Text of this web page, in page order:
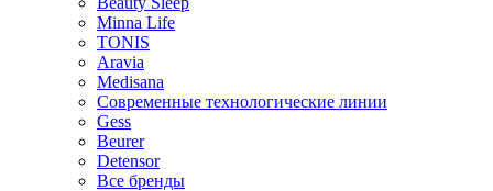
Minna Life
TONIS
Aravia
Medisana
Современные технологические линии
Gess
Beurer
Detensor
Все бренды